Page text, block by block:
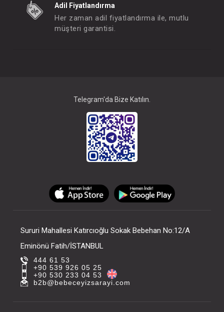
Adil Fiyatlandırma
Her zaman adil fiyatlandırma ile, mutlu
müşteri garantisi.
Telegram'da Bize Katılın.
Sururi Mahallesi Katırcıoğlu Sokak Bebehan No:12/A
Eminönü Fatih/İSTANBUL
444 61 53
+90 539 926 05 25
+90 530 233 04 53
b2b@bebeceyizsarayi.com